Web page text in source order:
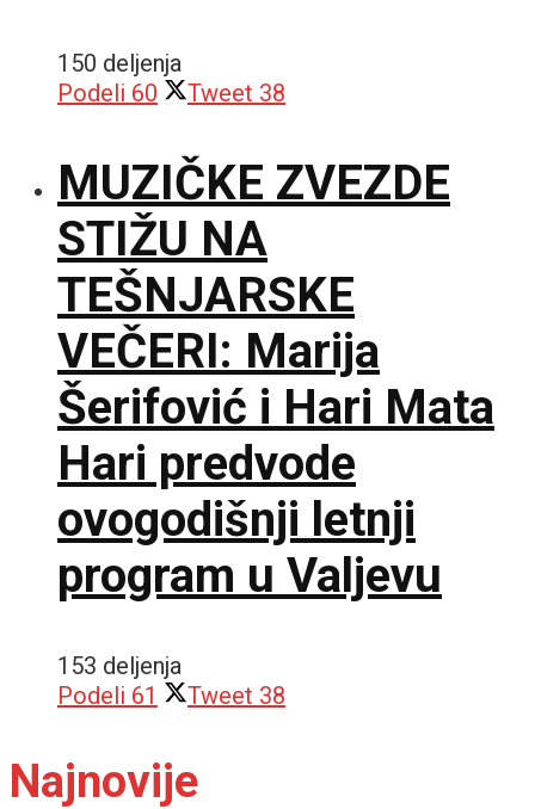
150 deljenja
Podeli 60 Tweet 38
MUZIČKE ZVEZDE
STIŽU NA
TEŠNJARSKE
VEČERI: Marija
Šerifović i Hari Mata
Hari predvode
ovogodišnji letnji
program u Valjevu
153 deljenja
Podeli 61 Tweet 38
Najnovije